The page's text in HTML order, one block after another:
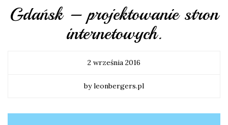
Gdańsk – projektowanie stron
internetowych.
2 września 2016
by leonbergers.pl